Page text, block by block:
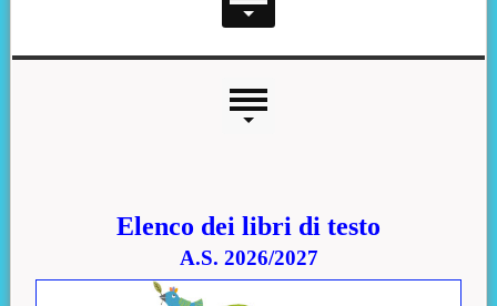
Menu laterale
Elenco dei libri di testo
A.S. 2026/2027